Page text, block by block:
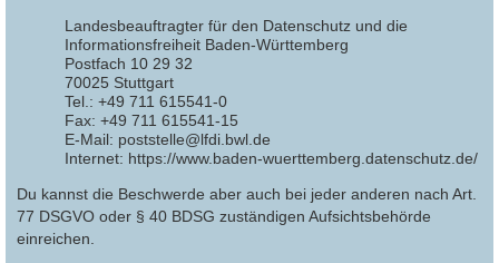
Landesbeauftragter für den Datenschutz und die
Informationsfreiheit Baden-Württemberg
Postfach 10 29 32
70025 Stuttgart
Tel.: +49 711 615541-0
Fax: +49 711 615541-15
E-Mail: poststelle@lfdi.bwl.de
Internet: https://www.baden-wuerttemberg.datenschutz.de/
Du kannst die Beschwerde aber auch bei jeder anderen nach Art.
77 DSGVO oder § 40 BDSG zuständigen Aufsichtsbehörde
einreichen.